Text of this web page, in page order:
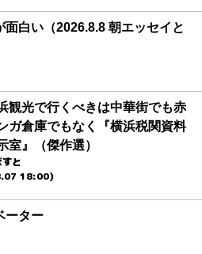
面白い（2026.8.8 朝エッセイと
観光で行くべきは中華街でも赤
ガ倉庫でもなく『横浜税関資料
室』（傑作選）
すと
18:00)
ーター